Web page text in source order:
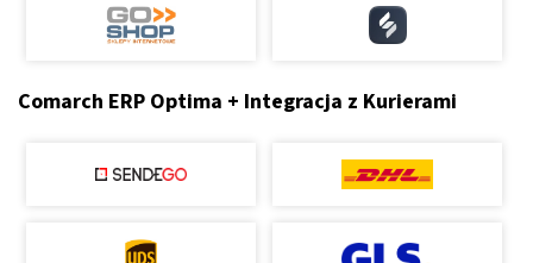
Comarch ERP Optima + Integracja z Kurierami